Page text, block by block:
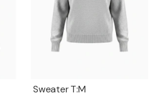
Sweater T:M